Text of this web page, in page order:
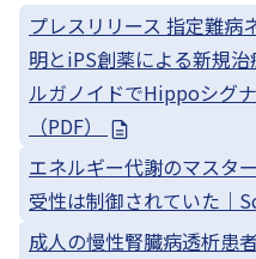
プレスリリース 指定難病
明とiPS創薬による新規
ルガノイドでHippoシグ
（PDF）
エネルギー代謝のマスタ
受性は制御されていた｜
成人の慢性腎臓病透析患